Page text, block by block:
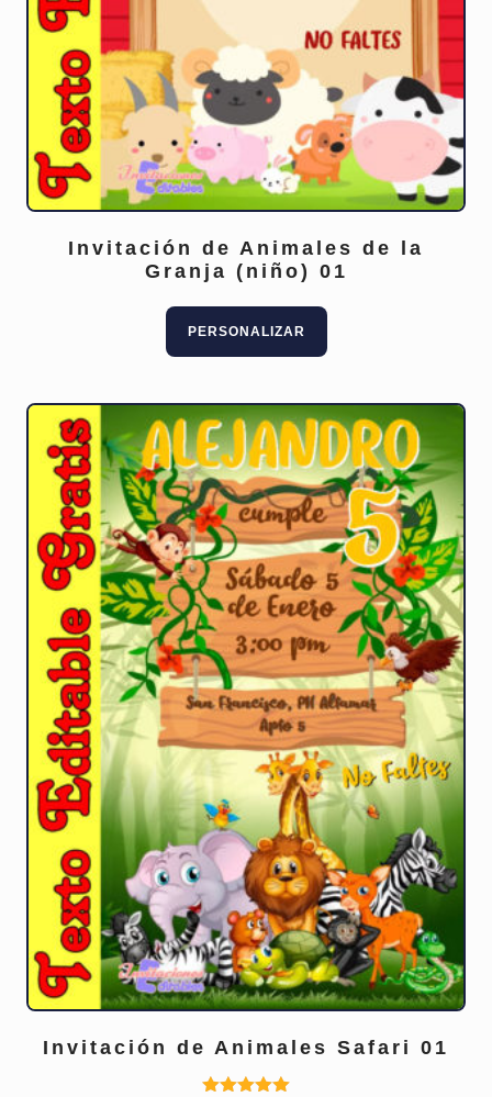
Invitación de Animales de la
Granja (niño) 01
PERSONALIZAR
Invitación de Animales Safari 01